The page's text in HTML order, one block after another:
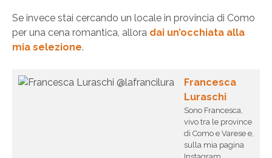
Se invece stai cercando un locale in provincia di Como
per una cena romantica, allora dai un’occhiata alla
mia selezione.
Francesca
Luraschi
Sono Francesca,
vivo tra le province
di Como e Varese e,
sulla mia pagina